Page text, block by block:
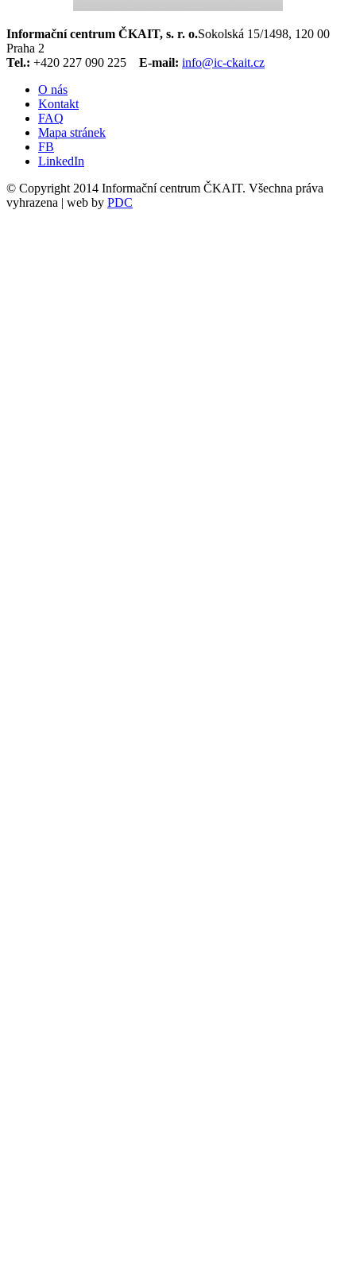
Informační centrum ČKAIT, s. r. o.Sokolská 15/1498, 120 00
Praha 2
Tel.: +420 227 090 225 E-mail: info@ic-ckait.cz
O nás
Kontakt
FAQ
Mapa stránek
FB
LinkedIn
© Copyright 2014 Informační centrum ČKAIT. Všechna práva
vyhrazena | web by PDC